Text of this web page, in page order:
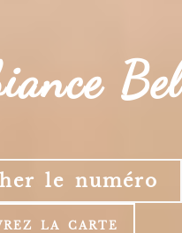
le numéro
LA CARTE